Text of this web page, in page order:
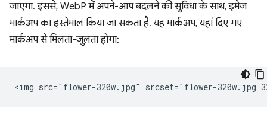
जाएगा. इससे, WebP में अपने-आप बदलने की सुविधा के साथ, इमेज
मार्कअप का इस्तेमाल किया जा सकता है. यह मार्कअप, यहां दिए गए
मार्कअप से मिलता-जुलता होगा: